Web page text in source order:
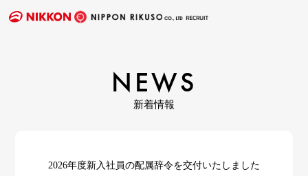
NEWS
新着情報
2026年度新入社員の配属辞令を交付いたしました